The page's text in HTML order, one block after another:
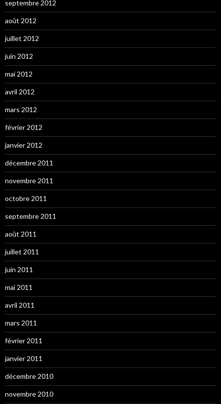
septembre 2012
août 2012
juillet 2012
juin 2012
mai 2012
avril 2012
mars 2012
février 2012
janvier 2012
décembre 2011
novembre 2011
octobre 2011
septembre 2011
août 2011
juillet 2011
juin 2011
mai 2011
avril 2011
mars 2011
février 2011
janvier 2011
décembre 2010
novembre 2010